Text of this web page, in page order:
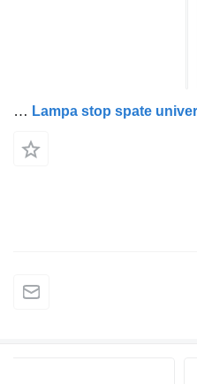
ضوء خلفي Lampa stop spate universala (led) 7560204 لـ السيارات القاطرة MAN TGS